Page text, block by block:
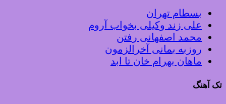
بسطام تهران
علی زند وکیلی بخواب آروم
محمد اصفهانی رفتن
روزبه بمانی آخرالزمون
ماهان بهرام خان تا ابد
تک آهنگ